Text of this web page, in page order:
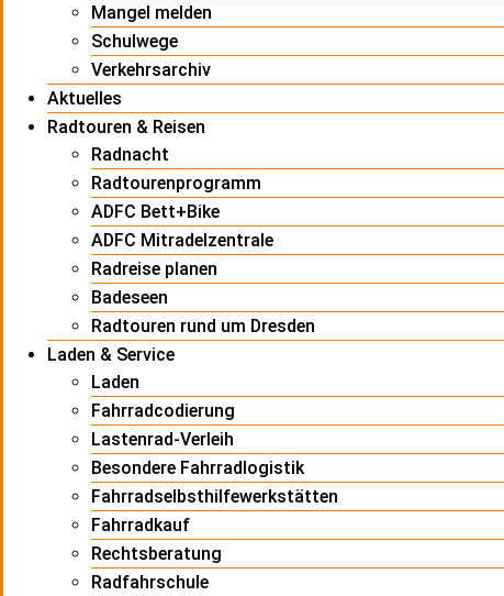
Mangel melden
Schulwege
Verkehrsarchiv
Aktuelles
Radtouren & Reisen
Radnacht
Radtourenprogramm
ADFC Bett+Bike
ADFC Mitradelzentrale
Radreise planen
Badeseen
Radtouren rund um Dresden
Laden & Service
Laden
Fahrradcodierung
Lastenrad-Verleih
Besondere Fahrradlogistik
Fahrradselbsthilfewerkstätten
Fahrradkauf
Rechtsberatung
Radfahrschule